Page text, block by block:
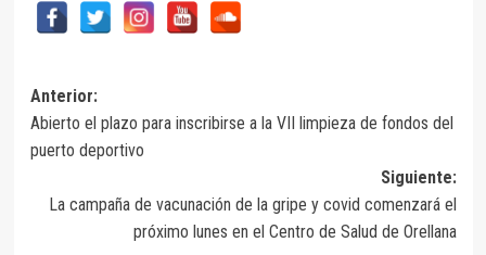
Navegación
de
entradas
Anterior:
Abierto el plazo para inscribirse a la VII limpieza de fondos del
puerto deportivo
Siguiente:
La campaña de vacunación de la gripe y covid comenzará el
próximo lunes en el Centro de Salud de Orellana